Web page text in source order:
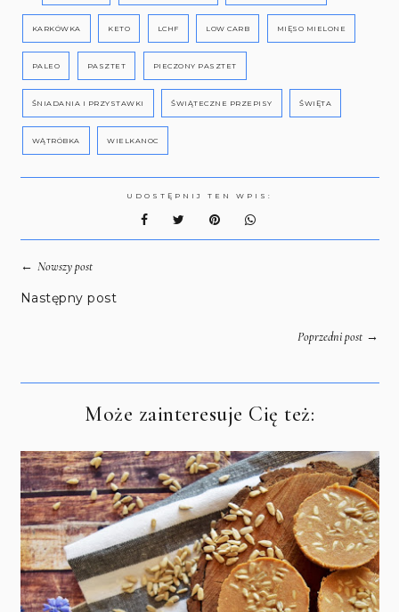
KARKÓWKA KETO LCHF LOW CARB MIĘSO MIELONE
PALEO PASZTET PIECZONY PASZTET
ŚNIADANIA I PRZYSTAWKI ŚWIĄTECZNE PRZEPISY ŚWIĘTA
WĄTRÓBKA WIELKANOC
UDOSTĘPNIJ TEN WPIS:
← Nowszy post
Następny post
Poprzedni post→
Może zainteresuje Cię też: